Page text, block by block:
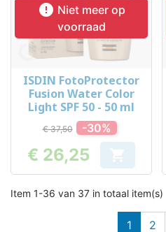
 Niet meer op
voorraad
ISDIN FotoProtector
Fusion Water Color
Light SPF 50 - 50 ml
€ 37,50 -30%
Prijs
€ 26,25 
Item 1-36 van 37 in totaal item(s)
1 2